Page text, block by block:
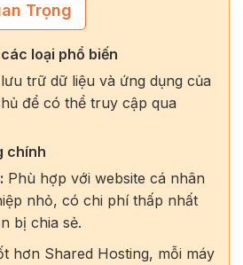
Trọng
loại phổ biến
trữ dữ liệu và ứng dụng của
để có thể truy cập qua
chính
Phù hợp với website cá nhân
nhỏ, có chi phí thấp nhất
bị chia sẻ.
hơn Shared Hosting, mỗi máy